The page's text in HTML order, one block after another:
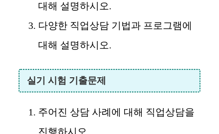
대해 설명하시오.
다양한 직업상담 기법과 프로그램에
대해 설명하시오.
실기 시험 기출문제
주어진 상담 사례에 대해 직업상담을
진행하시오.